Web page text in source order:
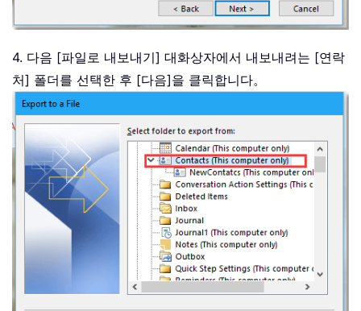
4. 다음 [파일로 내보내기] 대화상자에서 내보내려는 [연락
처] 폴더를 선택한 후 [다음]을 클릭합니다。